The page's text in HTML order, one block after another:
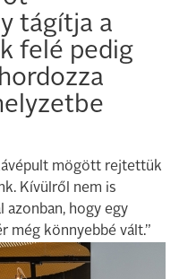
tágítja a
felé pedig
mögött rejtettük
Kívülről nem is
azonban, hogy egy
még könnyebbé vált.”